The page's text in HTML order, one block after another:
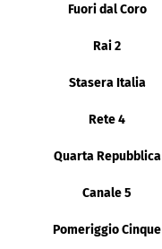
Fuori dal Coro
Rai 2
Stasera Italia
Rete 4
Quarta Repubblica
Canale 5
Pomeriggio Cinque